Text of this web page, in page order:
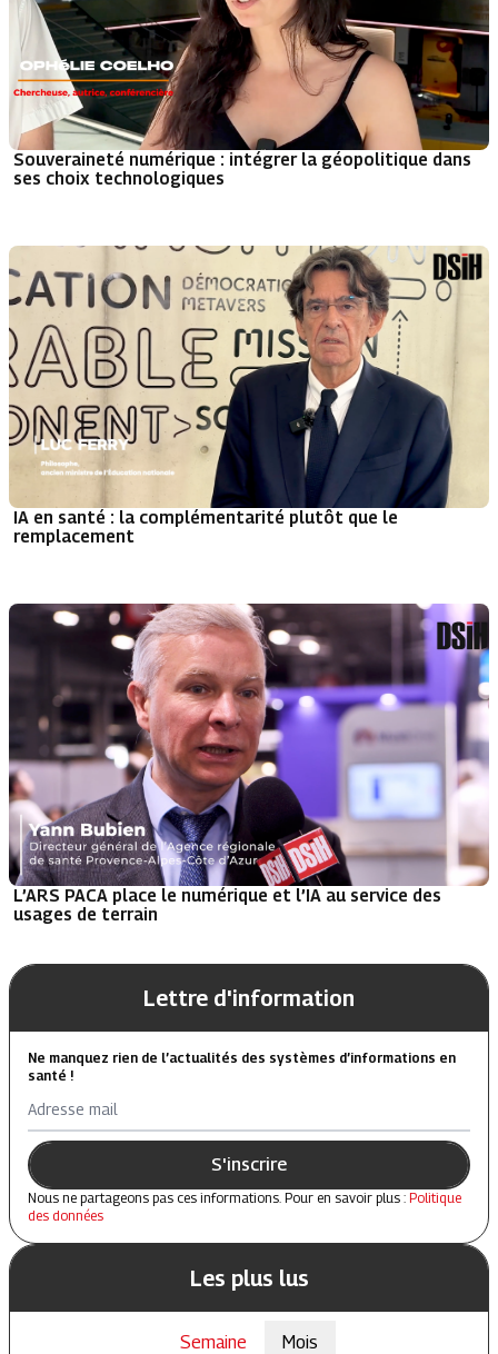
Souveraineté numérique : intégrer la géopolitique dans
ses choix technologiques
IA en santé : la complémentarité plutôt que le
remplacement
L’ARS PACA place le numérique et l’IA au service des
usages de terrain
Lettre d'information
Ne manquez rien de l’actualités des systèmes d’informations en
santé !
Adresse mail
S'inscrire
Nous ne partageons pas ces informations. Pour en savoir plus : Politique
des données
Les plus lus
Semaine Mois